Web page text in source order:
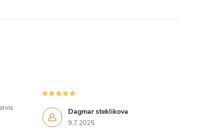
Dagmar steklikova
9.7.2025